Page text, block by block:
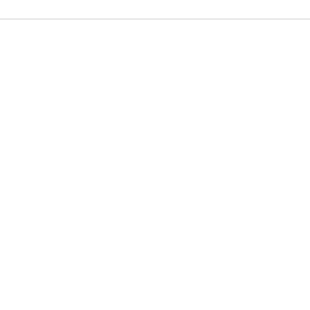
で性能差があるわけでは無いので気に入ったロボがいれば